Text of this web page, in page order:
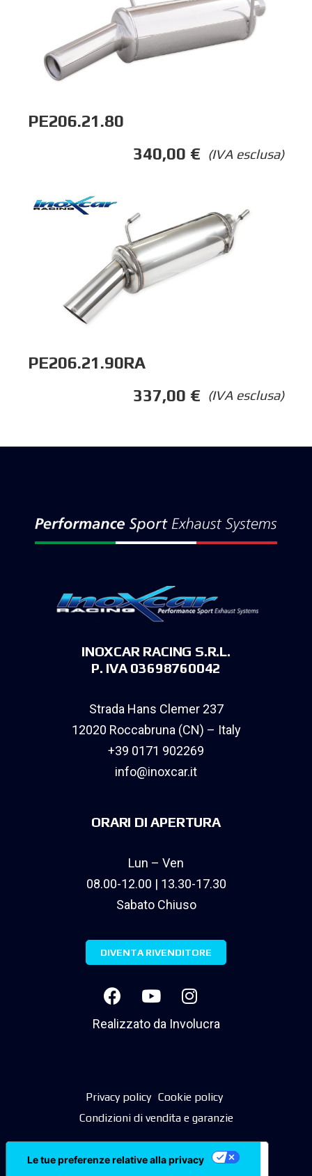
PE206.21.80
(IVA esclusa)
340,00 €
PE206.21.90RA
(IVA esclusa)
337,00 €
INOXCAR RACING S.R.L.
P. IVA 03698760042
Strada Hans Clemer 237
12020 Roccabruna (CN) – Italy
+39 0171 902269
info@inoxcar.it
ORARI DI APERTURA
Lun – Ven
08.00-12.00 | 13.30-17.30
Sabato Chiuso
DIVENTA RIVENDITORE
Realizzato da Involucra
Privacy policy Cookie policy
Condizioni di vendita e garanzie
Le tue preferenze relative alla privacy